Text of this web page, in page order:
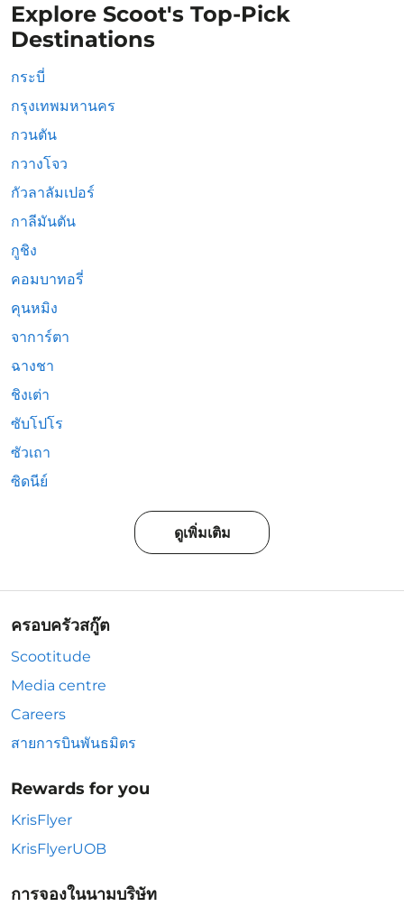
Explore Scoot's Top-Pick
Destinations
กระบี่
กรุงเทพมหานคร
กวนตัน
กวางโจว
กัวลาลัมเปอร์
กาลีมันตัน
กูชิง
คอมบาทอรี่
คุนหมิง
จาการ์ตา
ฉางชา
ชิงเต่า
ซับโปโร
ซัวเถา
ซิดนีย์
ดูเพิ่มเติม
ครอบครัวสกู๊ต
Scootitude
Media centre
Careers
สายการบินพันธมิตร
Rewards for you
KrisFlyer
KrisFlyerUOB
การจองในนามบริษัท